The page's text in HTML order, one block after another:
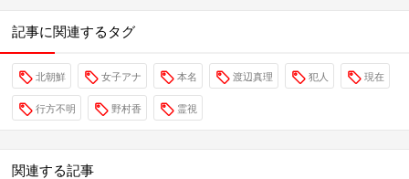
記事に関連するタグ
北朝鮮 女子アナ 本名 渡辺真理 犯人 現在
行方不明 野村香 霊視
関連する記事